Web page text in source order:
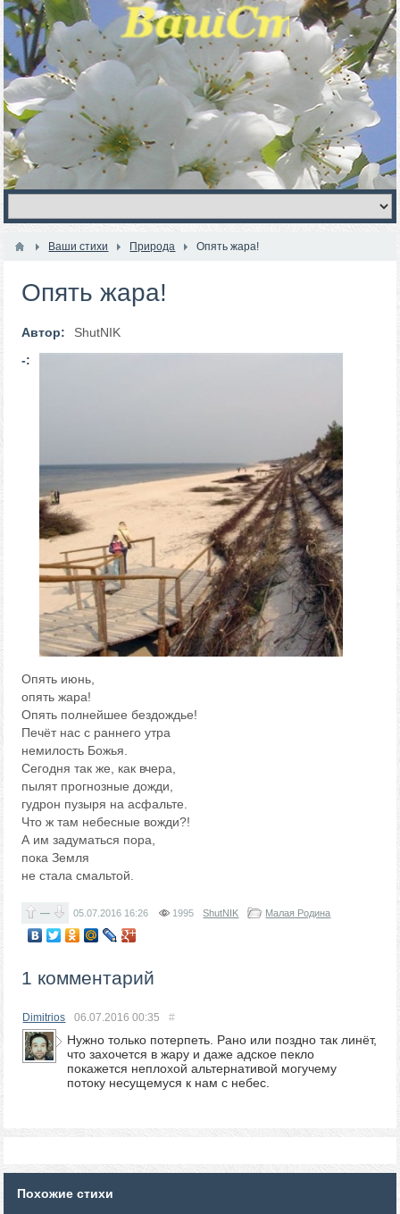
Ваши стихи Природа Опять жара!
Опять жара!
Автор:
ShutNIK
-:
Опять июнь,
опять жара!
Опять полнейшее бездождье!
Печёт нас с раннего утра
немилость Божья.
Сегодня так же, как вчера,
пылят прогнозные дожди,
гудрон пузыря на асфальте.
Что ж там небесные вожди?!
А им задуматься пора,
пока Земля
не стала смальтой.
— 05.07.2016 16:26 1995 ShutNIK Малая Родина
1 комментарий
Dimitrios 06.07.201600:35 #
Нужно только потерпеть. Рано или поздно так линёт,
что захочется в жару и даже адское пекло
покажется неплохой альтернативой могучему
потоку несущемуся к нам с небес.
Похожие стихи